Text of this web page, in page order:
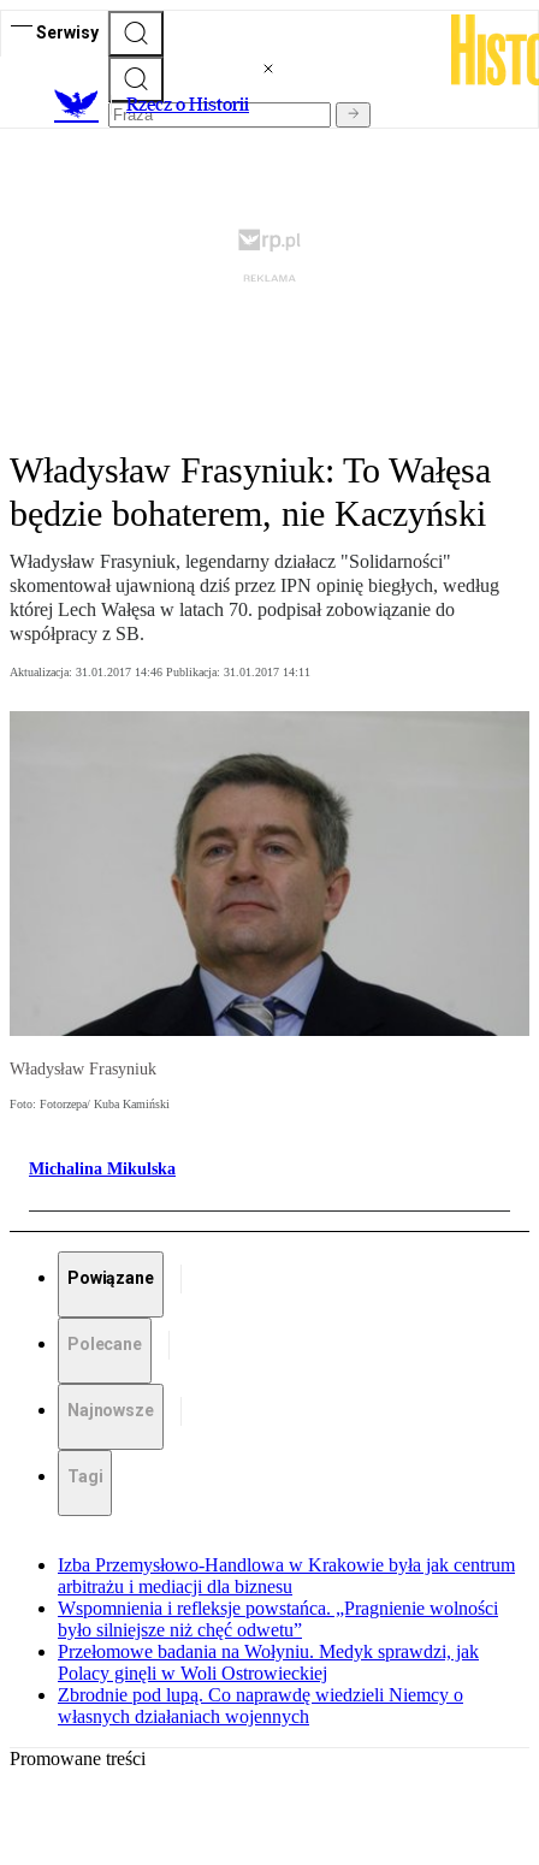
Serwisy
Rzecz o Historii
Władysław Frasyniuk: To Wałęsa
będzie bohaterem, nie Kaczyński
Władysław Frasyniuk, legendarny działacz "Solidarności"
skomentował ujawnioną dziś przez IPN opinię biegłych, według
której Lech Wałęsa w latach 70. podpisał zobowiązanie do
współpracy z SB.
Aktualizacja: 31.01.2017 14:46 Publikacja: 31.01.2017 14:11
Władysław Frasyniuk
Foto: Fotorzepa/ Kuba Kamiński
Michalina Mikulska
Powiązane
Polecane
Najnowsze
Tagi
Izba Przemysłowo-Handlowa w Krakowie była jak centrum
arbitrażu i mediacji dla biznesu
Wspomnienia i refleksje powstańca. „Pragnienie wolności
było silniejsze niż chęć odwetu”
Przełomowe badania na Wołyniu. Medyk sprawdzi, jak
Polacy ginęli w Woli Ostrowieckiej
Zbrodnie pod lupą. Co naprawdę wiedzieli Niemcy o
własnych działaniach wojennych
Promowane treści